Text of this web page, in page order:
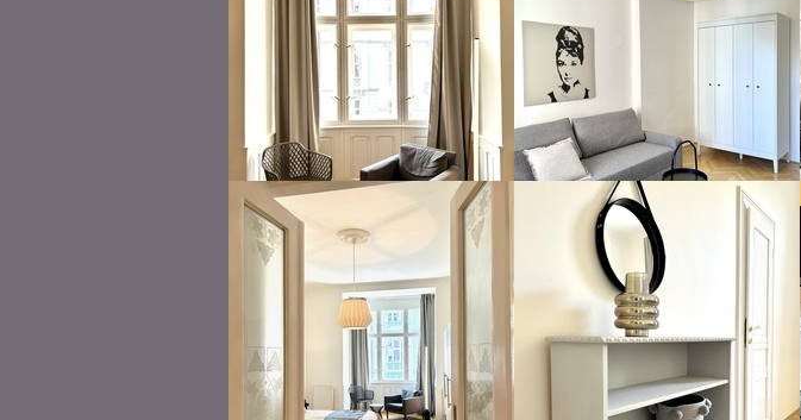
opravená dřevěná podlaha